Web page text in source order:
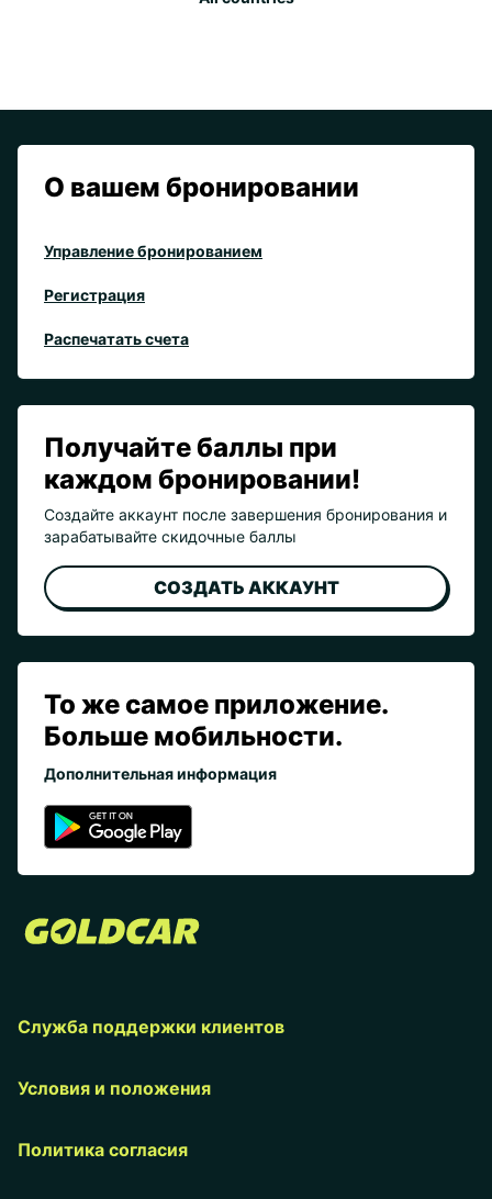
О вашем бронировании
Управление бронированием
Регистрация
Распечатать счета
Получайте баллы при
каждом бронировании!
Создайте аккаунт после завершения бронирования и
зарабатывайте скидочные баллы
СОЗДАТЬ АККАУНТ
То же самое приложение.
Больше мобильности.
Дополнительная информация
Служба поддержки клиентов
Условия и положения
Политика согласия